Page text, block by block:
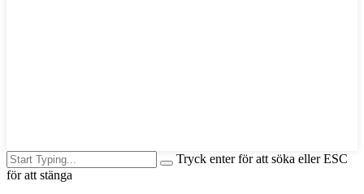
Tryck enter för att söka eller ESC
för att stänga